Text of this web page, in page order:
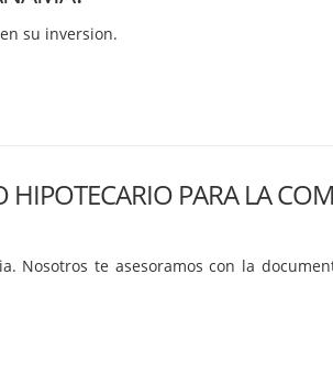
su inversion.
PARA LA
Nosotros te asesoramos con la